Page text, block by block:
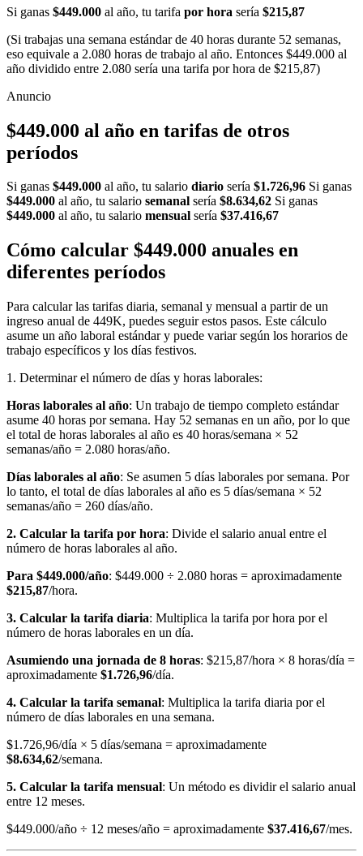
Si ganas $449.000 al año, tu tarifa por hora sería $215,87
(Si trabajas una semana estándar de 40 horas durante 52 semanas,
eso equivale a 2.080 horas de trabajo al año. Entonces $449.000 al
año dividido entre 2.080 sería una tarifa por hora de $215,87)
$449.000 al año en tarifas de otros
períodos
Si ganas $449.000 al año, tu salario diario sería $1.726,96 Si ganas
$449.000 al año, tu salario semanal sería $8.634,62 Si ganas
$449.000 al año, tu salario mensual sería $37.416,67
Cómo calcular $449.000 anuales en
diferentes períodos
Para calcular las tarifas diaria, semanal y mensual a partir de un
ingreso anual de 449K, puedes seguir estos pasos. Este cálculo
asume un año laboral estándar y puede variar según los horarios de
trabajo específicos y los días festivos.
1. Determinar el número de días y horas laborales:
Horas laborales al año: Un trabajo de tiempo completo estándar
asume 40 horas por semana. Hay 52 semanas en un año, por lo que
el total de horas laborales al año es 40 horas/semana × 52
semanas/año = 2.080 horas/año.
Días laborales al año: Se asumen 5 días laborales por semana. Por
lo tanto, el total de días laborales al año es 5 días/semana × 52
semanas/año = 260 días/año.
2. Calcular la tarifa por hora: Divide el salario anual entre el
número de horas laborales al año.
Para $449.000/año: $449.000 ÷ 2.080 horas = aproximadamente
$215,87/hora.
3. Calcular la tarifa diaria: Multiplica la tarifa por hora por el
número de horas laborales en un día.
Asumiendo una jornada de 8 horas: $215,87/hora × 8 horas/día =
aproximadamente $1.726,96/día.
4. Calcular la tarifa semanal: Multiplica la tarifa diaria por el
número de días laborales en una semana.
$1.726,96/día × 5 días/semana = aproximadamente
$8.634,62/semana.
5. Calcular la tarifa mensual: Un método es dividir el salario anual
entre 12 meses.
$449.000/año ÷ 12 meses/año = aproximadamente $37.416,67/mes.